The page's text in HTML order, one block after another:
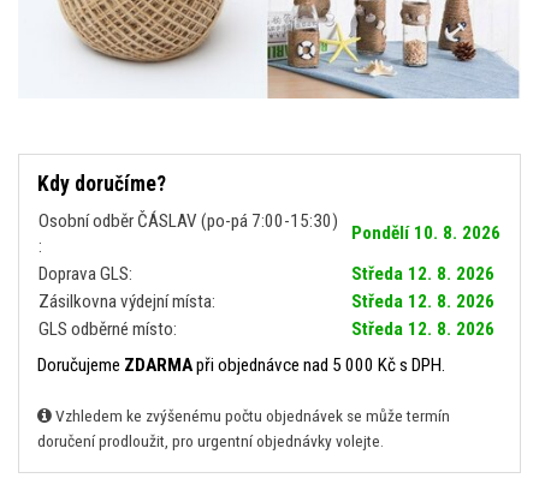
Kdy doručíme?
Osobní odběr ČÁSLAV (po-pá 7:00-15:30)
:
Pondělí 10. 8. 2026
Doprava GLS:
Středa 12. 8. 2026
Zásilkovna výdejní místa:
Středa 12. 8. 2026
GLS odběrné místo:
Středa 12. 8. 2026
Doručujeme ZDARMApři objednávce nad 5 000 Kč s DPH.
Vzhledem ke zvýšenému počtu objednávek se může termín
doručení prodloužit, pro urgentní objednávky volejte.